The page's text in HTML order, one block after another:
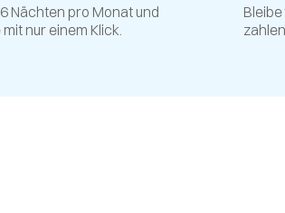
Nächten pro Monat und
nur einem Klick.
zahlen.